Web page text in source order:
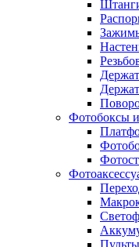
Фотобоксы